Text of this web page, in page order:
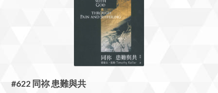
#622 同祢 患難與共